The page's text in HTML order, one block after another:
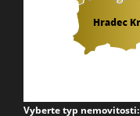
Vyberte typ nemovitosti: